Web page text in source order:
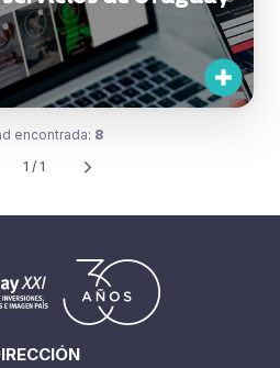
directorio de
de Uruguay
encontrada: 8